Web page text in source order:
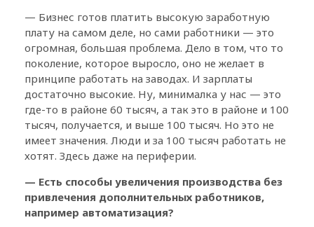
— Бизнес готов платить высокую заработную
плату на самом деле, но сами работники — это
огромная, большая проблема. Дело в том, что то
поколение, которое выросло, оно не желает в
принципе работать на заводах. И зарплаты
достаточно высокие. Ну, минималка у нас — это
где-то в районе 60 тысяч, а так это в районе и 100
тысяч, получается, и выше 100 тысяч. Но это не
имеет значения. Люди и за 100 тысяч работать не
хотят. Здесь даже на периферии.
— Есть способы увеличения производства без
привлечения дополнительных работников,
например автоматизация?